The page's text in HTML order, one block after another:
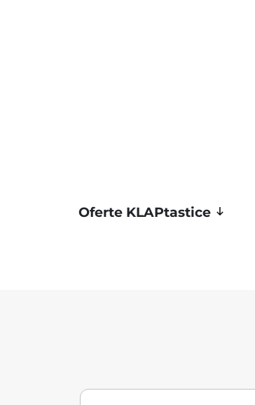
Oferte KLAPtastice